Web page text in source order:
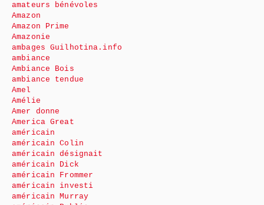
amateurs bénévoles
Amazon
Amazon Prime
Amazonie
ambages Guilhotina.info
ambiance
Ambiance Bois
ambiance tendue
Amel
Amélie
Amer donne
America Great
américain
américain Colin
américain désignait
américain Dick
américain Frommer
américain investi
américain Murray